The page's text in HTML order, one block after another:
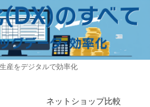
産をデジタルで効率化
ネットショップ比較